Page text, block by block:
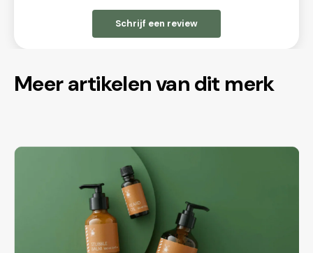
Schrijf een review
Meer artikelen van dit merk